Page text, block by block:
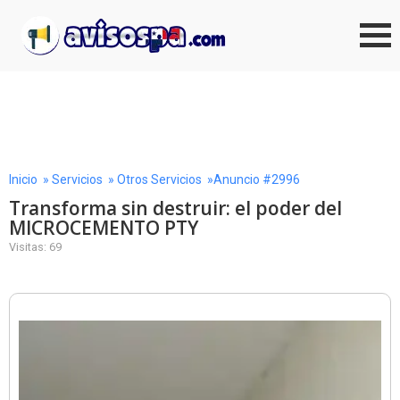
Inicio » Servicios » Otros Servicios »Anuncio #2996
Transforma sin destruir: el poder del
MICROCEMENTO PTY
Visitas: 69